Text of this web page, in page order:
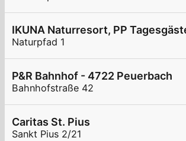
IKUNA Naturresort, PP
Naturpfad 1
P&R Bahnhof - 4722 Peuerbach
Bahnhofstraße 42
Caritas St. Pius
Sankt Pius 2/21